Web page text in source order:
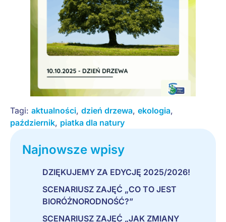
Tagi: aktualności, dzień drzewa, ekologia,
październik, piatka dla natury
Najnowsze wpisy
DZIĘKUJEMY ZA EDYCJĘ 2025/2026!
SCENARIUSZ ZAJĘĆ „CO TO JEST
BIORÓŻNORODNOŚĆ?”
SCENARIUSZ ZAJĘĆ „JAK ZMIANY